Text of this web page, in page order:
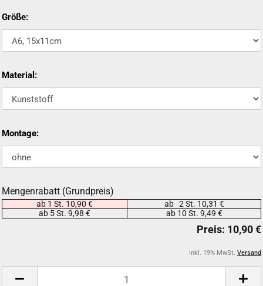
Größe:
Material:
Montage:
Mengenrabatt (Grundpreis)
ab 1 St. 10,90 €
ab 2 St. 10,31 €
ab 5 St. 9,98 €
ab 10 St. 9,49 €
inkl. 19% MwSt. Versand